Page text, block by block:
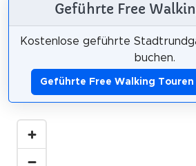
Geführte Free
Kostenlose geführte
buchen.
Geführte Free Walking